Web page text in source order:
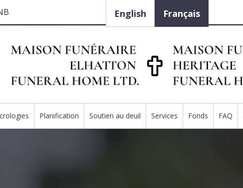
English Français
Planification Soutien au deuil Services Fonds FAQ